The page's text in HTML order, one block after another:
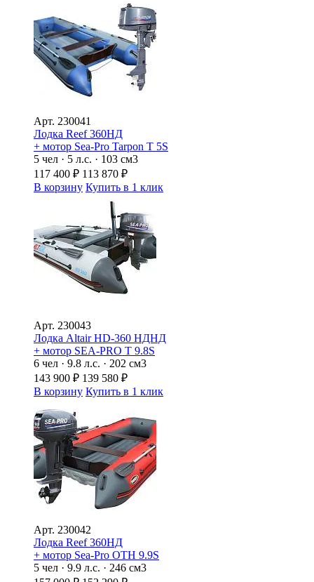
Арт. 230041
Лодка Reef 360НД
+ мотор Sea-Pro Tarpon Т 5S
5 чел · 5 л.с. · 103 см3
117 400 ₽ 113 870 ₽
В корзину Купить в 1 клик
Арт. 230043
Лодка Altair HD-360 НДНД
+ мотор SEA-PRO Т 9.8S
6 чел · 9.8 л.с. · 202 см3
143 900 ₽ 139 580 ₽
В корзину Купить в 1 клик
Арт. 230042
Лодка Reef 360НД
+ мотор Sea-Pro ОТН 9.9S
5 чел · 9.9 л.с. · 246 см3